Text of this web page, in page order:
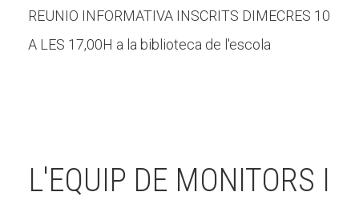
REUNIO INFORMATIVA INSCRITS DIMECRES 10
A LES 17,00H a la biblioteca de l'escola
L'EQUIP DE MONITORS I